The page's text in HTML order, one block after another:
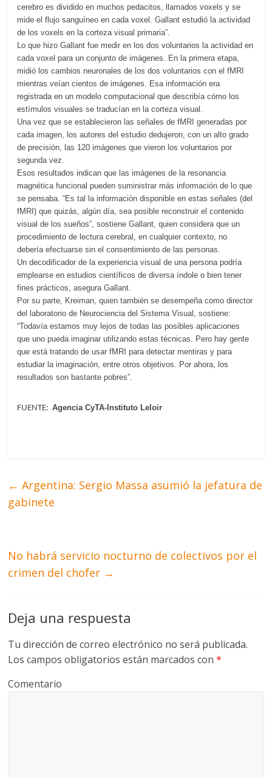
cerebro es dividido en muchos pedacitos, llamados voxels y se
mide el flujo sanguíneo en cada voxel. Gallant estudió la actividad
de los voxels en la corteza visual primaria”.
Lo que hizo Gallant fue medir en los dos voluntarios la actividad en
cada voxel para un conjunto de imágenes. En la primera etapa,
midió los cambios neuronales de los dos voluntarios con el fMRI
mientras veían cientos de imágenes. Esa información era
registrada en un modelo computacional que describía cómo los
estímulos visuales se traducían en la corteza visual.
Una vez que se establecieron las señales de fMRI generadas por
cada imagen, los autores del estudio dedujeron, con un alto grado
de precisión, las 120 imágenes que vieron los voluntarios por
segunda vez.
Esos resultados indican que las imágenes de la resonancia
magnética funcional pueden suministrar más información de lo que
se pensaba. “Es tal la información disponible en estas señales (del
fMRI) que quizás, algún día, sea posible reconstruir el contenido
visual de los sueños”, sostiene Gallant, quien considera que un
procedimiento de lectura cerebral, en cualquier contexto, no
debería efectuarse sin el consentimiento de las personas.
Un decodificador de la experiencia visual de una persona podría
emplearse en estudios científicos de diversa índole o bien tener
fines prácticos, asegura Gallant.
Por su parte, Kreiman, quien también se desempeña como director
del laboratorio de Neurociencia del Sistema Visual, sostiene:
“Todavía estamos muy lejos de todas las posibles aplicaciones
que uno pueda imaginar utilizando estas técnicas. Pero hay gente
que está tratando de usar fMRI para detectar mentiras y para
estudiar la imaginación, entre otros objetivos. Por ahora, los
resultados son bastante pobres”.
FUENTE: Agencia CyTA-Instituto Leloir
← Argentina: Sergio Massa asumió la jefatura de
gabinete
No habrá servicio nocturno de colectivos por el
crimen del chofer →
Deja una respuesta
Tu dirección de correo electrónico no será publicada.
Los campos obligatorios están marcados con*
Comentario